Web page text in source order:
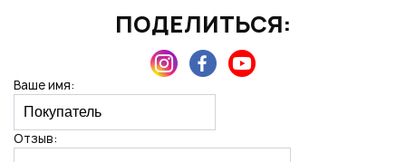
ПОДЕЛИТЬСЯ:
Ваше имя:
Отзыв:
Нажимая на кнопку "Отправить", вы даете согласие на обработку
персональных данных